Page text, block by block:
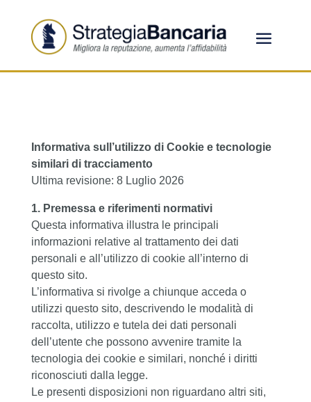
Informativa sull’utilizzo di Cookie e tecnologie
similari di tracciamento
Ultima revisione: 8 Luglio 2026
1. Premessa e riferimenti normativi
Questa informativa illustra le principali
informazioni relative al trattamento dei dati
personali e all’utilizzo di cookie all’interno di
questo sito.
L’informativa si rivolge a chiunque acceda o
utilizzi questo sito, descrivendo le modalità di
raccolta, utilizzo e tutela dei dati personali
dell’utente che possono avvenire tramite la
tecnologia dei cookie e similari, nonché i diritti
riconosciuti dalla legge.
Le presenti disposizioni non riguardano altri siti,